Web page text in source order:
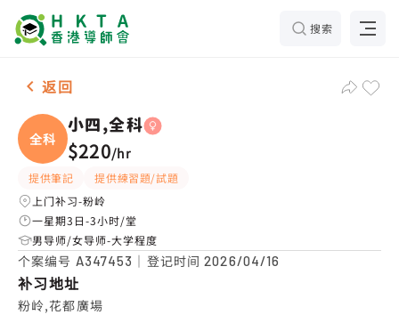
搜索
女-1名 小四,全科，粉岭 补习推介
返回
全科
小四,全科
$220/hr
提供筆記
提供練習題/試題
上门补习-粉岭
一星期3日-3小时/堂
男导师/女导师-大学程度
个案编号 A347453 ｜登记时间2026/04/16
补习地址
粉岭,花都廣場